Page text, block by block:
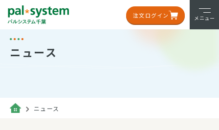
注文ログイン メニュー
ニュース
ニュース